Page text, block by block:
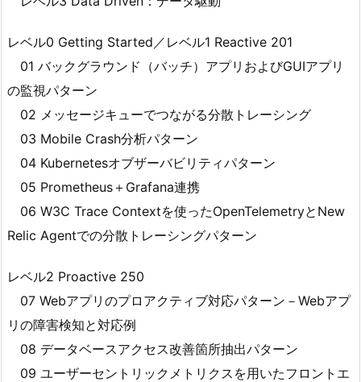
レベル0 Getting Started／レベル1 Reactive 201
01 バックグラウンド（バッチ）アプリおよびGUIアプリ
の監視パターン
02 メッセージキューでつながる分散トレーシング
03 Mobile Crash分析パターン
04 Kubernetesオブザーバビリティパターン
05 Prometheus＋Grafana連携
06 W3C Trace Contextを使ったOpenTelemetryとNew
Relic Agentでの分散トレーシングパターン
レベル2 Proactive 250
07 Webアプリのプロアクティブ対応パターン－Webアプ
リの障害検知と対応例
08 データベースアクセス改善箇所抽出パターン
09 ユーザーセントリックメトリクスを用いたフロントエ